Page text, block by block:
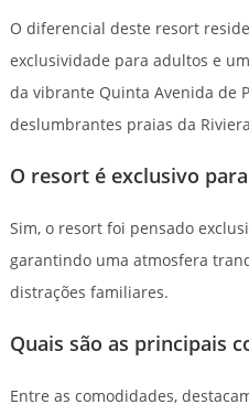
O diferencial deste resort
exclusividade para adultos e
da vibrante Quinta Avenida de
deslumbrantes praias da
O resort é exclusivo
Sim, o resort foi pensado
garantindo uma atmosfera
distrações familiares.
Quais são as principais
Entre as comodidades,